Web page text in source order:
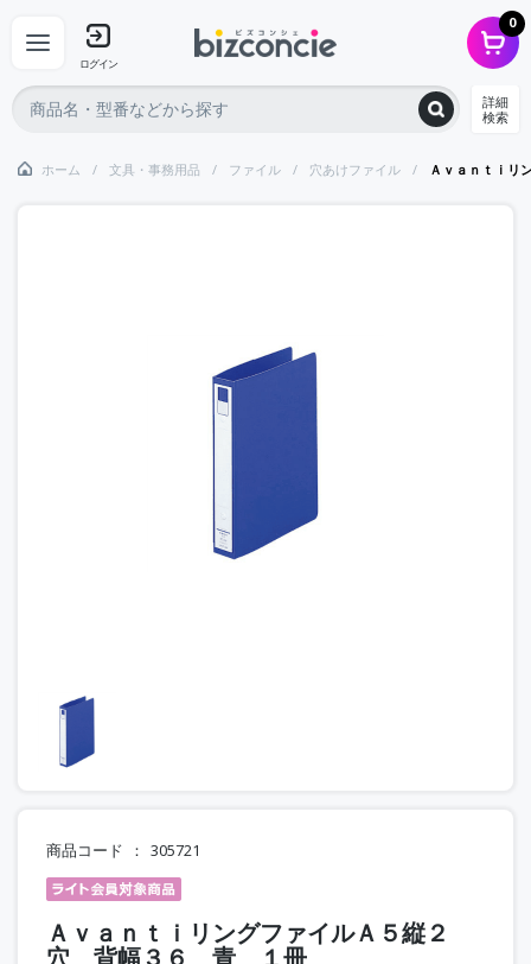
ログイン
0
詳細
検索
ホーム 文具・事務用品 ファイル 穴あけファイル Ａｖａｎｔｉ
商品コード 305721
ＡｖａｎｔｉリングファイルＡ５縦２
穴 背幅３６ 青 １冊